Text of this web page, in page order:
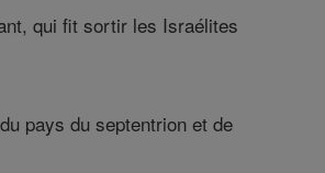
qui fit sortir les Israélites
pays du septentrion et de